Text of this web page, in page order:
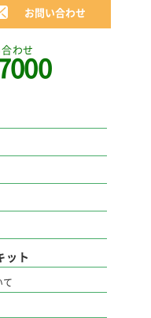
お問い合わせ
わせ
ット
て